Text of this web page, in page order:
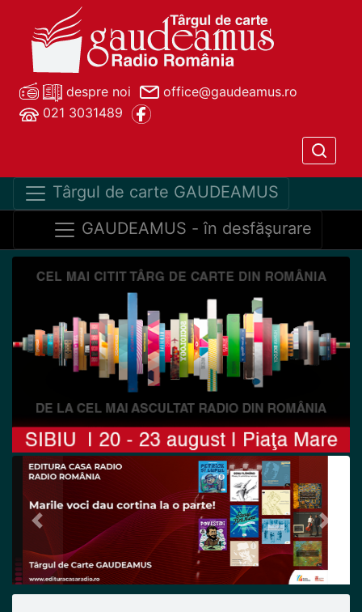
despre noi
office@gaudeamus.ro
021 3031489
Târgul de carte GAUDEAMUS
GAUDEAMUS - în desfăşurare
Previous Next